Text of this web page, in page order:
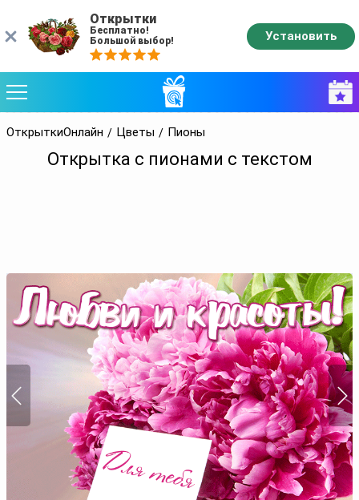
ОткрыткиОнлайн Цветы Пионы
Открытка с пионами с текстом
Открытки
Бесплатно!
Большой выбор!
Установить